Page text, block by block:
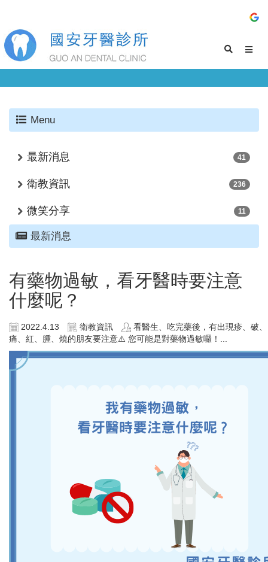
Menu
最新消息 41
衛教資訊 236
微笑分享 11
最新消息
有藥物過敏，看牙醫時要注意
什麼呢？
2022.4.13 衛教資訊
看醫生、吃完藥後，有出現疹、破、
痛、紅、腫、燒的朋友要注意⚠️ 您可能是對藥物過敏囉！...